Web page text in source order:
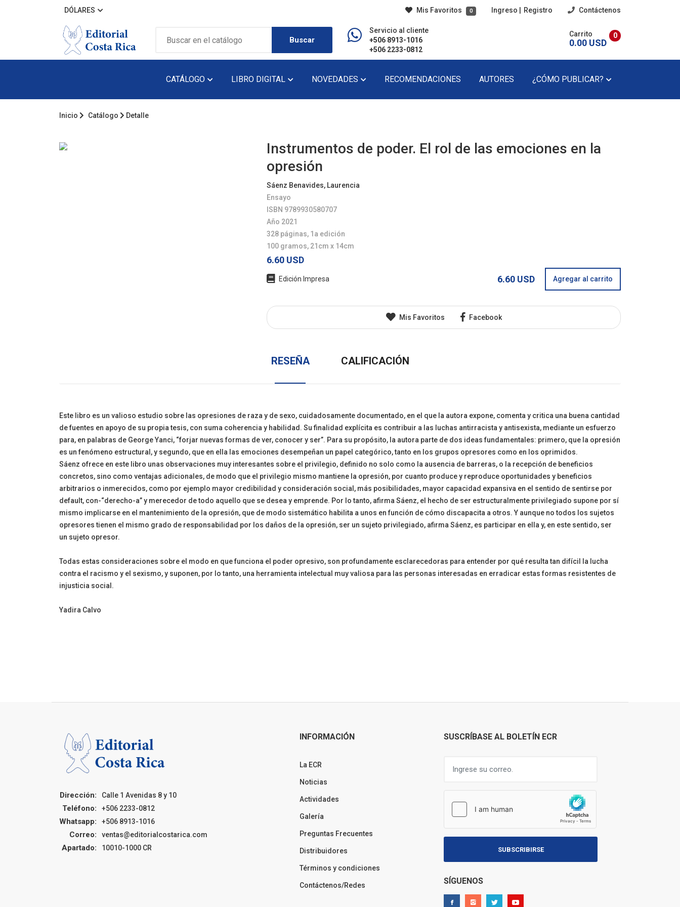
DÓLARES Mis Favoritos 0 Ingreso Registro Contáctenos
Buscar
Servicio al cliente
+506 8913-1016
+506 2233-0812
0
Carrito
0.00 USD
CATÁLOGO
Ensayo
Juvenil
LIBRO DIGITAL NOVEDADES RECOMENDACIONES AUTORES ¿CÓMO PUBLICAR?
Inicio Catálogo Detalle
Instrumentos de poder. El rol de las emociones en la
opresión
Sáenz Benavides, Laurencia
Ensayo
ISBN 9789930580707
Año 2021
328 páginas, 1a edición
100 gramos, 21cm x 14cm
6.60 USD
Edición Impresa 6.60 USD Agregar al carrito
Mis Favoritos Facebook
RESEÑA CALIFICACIÓN
Este libro es un valioso estudio sobre las opresiones de raza y de sexo, cuidadosamente documentado, en el que la autora expone, comenta y critica una buena cantidad
de fuentes en apoyo de su propia tesis, con suma coherencia y habilidad. Su finalidad explícita es contribuir a las luchas antirracista y antisexista, mediante un esfuerzo
para, en palabras de George Yanci, “forjar nuevas formas de ver, conocer y ser”. Para su propósito, la autora parte de dos ideas fundamentales: primero, que la opresión
es un fenómeno estructural, y segundo, que en ella las emociones desempeñan un papel categórico, tanto en los grupos opresores como en los oprimidos.
Sáenz ofrece en este libro unas observaciones muy interesantes sobre el privilegio, definido no solo como la ausencia de barreras, o la recepción de beneficios
concretos, sino como ventajas adicionales, de modo que el privilegio mismo mantiene la opresión, por cuanto produce y reproduce oportunidades y beneficios
arbitrarios o inmerecidos, como por ejemplo mayor credibilidad y consideración social, más posibilidades, mayor capacidad expansiva en el sentido de sentirse por
default, con-“derecho-a” y merecedor de todo aquello que se desea y emprende. Por lo tanto, afirma Sáenz, el hecho de ser estructuralmente privilegiado supone por sí
mismo implicarse en el mantenimiento de la opresión, que de modo sistemático habilita a unos en función de cómo discapacita a otros. Y aunque no todos los sujetos
opresores tienen el mismo grado de responsabilidad por los daños de la opresión, ser un sujeto privilegiado, afirma Sáenz, es participar en ella y, en este sentido, ser
un sujeto opresor.
Todas estas consideraciones sobre el modo en que funciona el poder opresivo, son profundamente esclarecedoras para entender por qué resulta tan difícil la lucha
contra el racismo y el sexismo, y suponen, por lo tanto, una herramienta intelectual muy valiosa para las personas interesadas en erradicar estas formas resistentes de
injusticia social.
Yadira Calvo
Dirección: Calle 1 Avenidas 8 y 10
Teléfono: +506 2233-0812
Whatsapp: +506 8913-1016
Correo: ventas@editorialcostarica.com
Apartado: 10010-1000 CR
INFORMACIÓN
La ECR
Noticias
Actividades
Galería
Preguntas Frecuentes
Distribuidores
Términos y condiciones
Contáctenos/Redes
SUSCRÍBASE AL BOLETÍN ECR
SUBSCRIBIRSE
SÍGUENOS